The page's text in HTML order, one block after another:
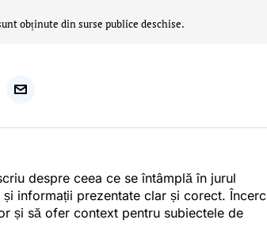
obținute din surse publice deschise.
despre ceea ce se întâmplă în jurul
informații prezentate clar și corect. Încerc
și să ofer context pentru subiectele de